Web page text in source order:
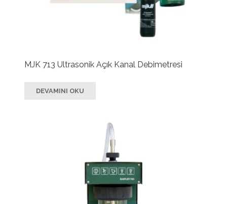
MJK 713 Ultrasonik Açık Kanal Debimetresi
DEVAMINI OKU